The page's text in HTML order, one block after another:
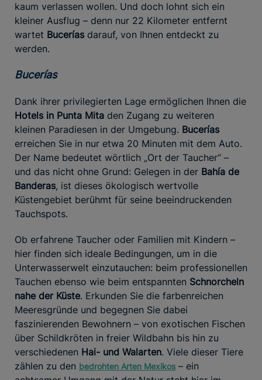
kaum verlassen wollen. Und doch lohnt sich ein
kleiner Ausflug – denn nur 22 Kilometer entfernt
wartet Bucerías darauf, von Ihnen entdeckt zu
werden.
Bucerías
Dank ihrer privilegierten Lage ermöglichen Ihnen die
Hotels in Punta Mita den Zugang zu weiteren
kleinen Paradiesen in der Umgebung. Bucerías
erreichen Sie in nur etwa 20 Minuten mit dem Auto.
Der Name bedeutet wörtlich „Ort der Taucher“ –
und das nicht ohne Grund: Gelegen in der Bahía de
Banderas, ist dieses ökologisch wertvolle
Küstengebiet berühmt für seine beeindruckenden
Tauchspots.
Ob erfahrene Taucher oder Familien mit Kindern –
hier finden sich ideale Bedingungen, um in die
Unterwasserwelt einzutauchen: beim professionellen
Tauchen ebenso wie beim entspannten Schnorcheln
nahe der Küste. Erkunden Sie die farbenreichen
Meeresgründe und begegnen Sie dabei
faszinierenden Bewohnern – von exotischen Fischen
über Schildkröten in freier Wildbahn bis hin zu
verschiedenen Hai- und Walarten. Viele dieser Tiere
zählen zu den bedrohten Arten Mexikos – ein